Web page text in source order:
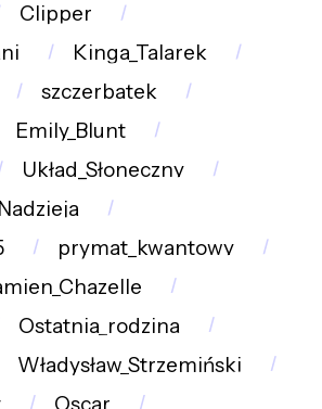
Clipper
Kinga_Talarek
szczerbatek
Emily_Blunt
Układ_Słoneczny
Nadzieja
prymat_kwantowy
Ostatnia_rodzina
Władysław_Strzemiński
Oscar